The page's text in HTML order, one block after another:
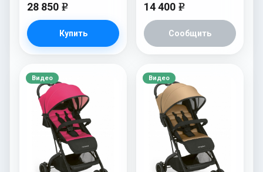
28 850 e
Купить
14 400 e
Сообщить
Видео Видео